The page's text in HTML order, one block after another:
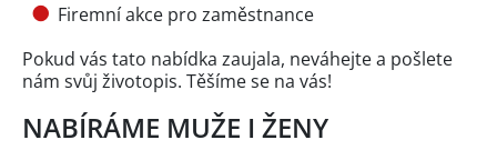
Firemní akce pro zaměstnance
Pokud vás tato nabídka zaujala, neváhejte a pošlete
nám svůj životopis. Těšíme se na vás!
NABÍRÁME MUŽE I ŽENY